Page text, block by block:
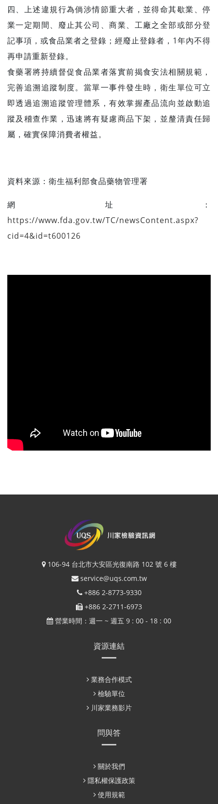
四、上述違規行為倘涉情節重大者，並得命其歇業、停
業一定期間、廢止其公司、商業、工廠之全部或部分登
記事項，或食品業者之登錄；經廢止登錄者，1年內不得
再申請重新登錄。
食藥署將持續督促食品業者落實前揭食安法相關規範，
完善追溯追蹤制度。當單一事件發生時，衛生單位可立
即透過追溯追蹤管理體系，有效掌握產品流向並啟動追
蹤及稽查作業，迅速將有疑慮商品下架，並釐清責任歸
屬，確實保障消費者權益。
資料來源： 衛生福利部食品藥物管理署
網址：
https://www.fda.gov.tw/TC/newsContent.aspx?
cid=4&id=t600126
106-94 台北市大安區光復南路 102 號 6 樓
service@uqs.com.tw
+886 2-8773-9330
+886 2-2711-6973
營業時間：週一 ~ 週五 9 : 00 - 18 : 00
資源連結
業務合作模式
檢驗單位
川家業務影片
問與答
關於我們
隱私權保護政策
使用規範